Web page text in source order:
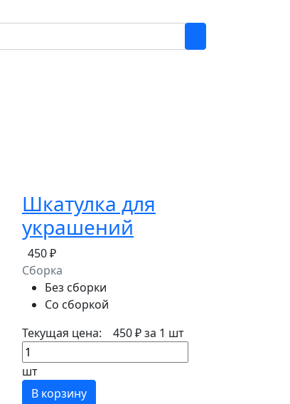
Шкатулка для
украшений
450 ₽
Сборка
Без сборки
Со сборкой
Текущая цена:
450 ₽за 1 шт
шт
В корзину